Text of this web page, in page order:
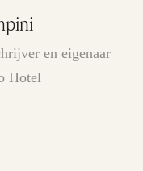
en eigenaar
Hotel